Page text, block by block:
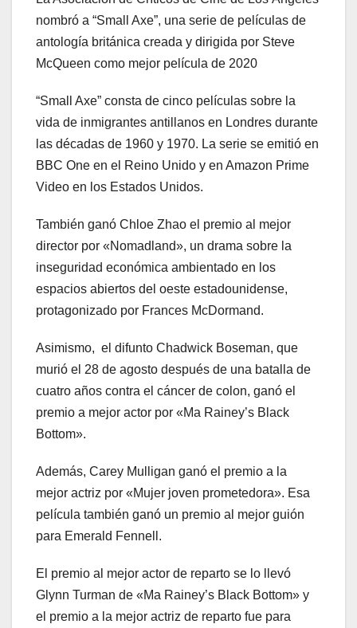
nombró a “Small Axe”, una serie de películas de
antología británica creada y dirigida por Steve
McQueen como mejor película de 2020
“Small Axe” consta de cinco películas sobre la
vida de inmigrantes antillanos en Londres durante
las décadas de 1960 y 1970. La serie se emitió en
BBC One en el Reino Unido y en Amazon Prime
Video en los Estados Unidos.
También ganó Chloe Zhao el premio al mejor
director por «Nomadland», un drama sobre la
inseguridad económica ambientado en los
espacios abiertos del oeste estadounidense,
protagonizado por Frances McDormand.
Asimismo, el difunto Chadwick Boseman, que
murió el 28 de agosto después de una batalla de
cuatro años contra el cáncer de colon, ganó el
premio a mejor actor por «Ma Rainey’s Black
Bottom».
Además, Carey Mulligan ganó el premio a la
mejor actriz por «Mujer joven prometedora». Esa
película también ganó un premio al mejor guión
para Emerald Fennell.
El premio al mejor actor de reparto se lo llevó
Glynn Turman de «Ma Rainey’s Black Bottom» y
el premio a la mejor actriz de reparto fue para